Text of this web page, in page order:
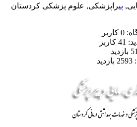
پیراپزشکی, علوم پزشکی کردستان